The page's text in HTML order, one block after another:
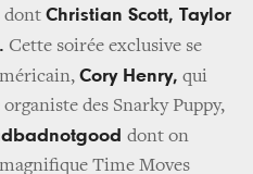
dont Christian Scott, Taylor
Cette soirée exclusive se
Cory Henry, qui
des Snarky Puppy,
dont on
Time Moves